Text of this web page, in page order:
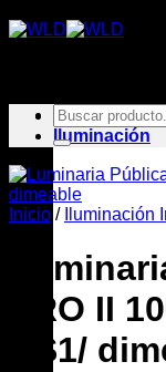
Saltar
al
Inicio
Iluminación
Buscar
por:
Inicio / Iluminación
PRO II
DS1/